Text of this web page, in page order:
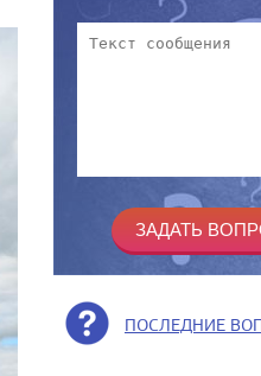
ПОСЛЕДНИЕ